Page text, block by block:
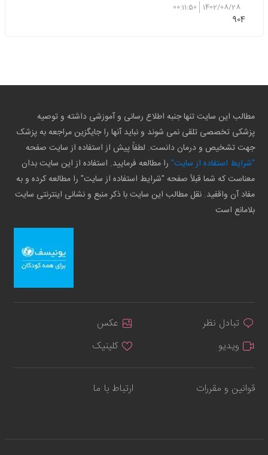
1402/08/28
00:11:50
904
مطالب این سایت تنها جنبه اطلاع رسانی و آموزشی داشته و توصیه
پزشکی تخصصی تلقی نمی شوند و نباید آنها را جایگزین مراجعه به پزشک
جهت تشخیص و درمان دانست. لطفاً پیش از استفاده از سایت صفحه
"شرایط استفاده از سایت" را مطالعه فرمایید. استفاده از این سایت بدان
معناست که شما قبلاً صفحه "شرایط استفاده از سایت" را مطالعه کرده و به
مفاد آن واقفید. نقل مطالب این سایت با ذکر منبع و نشانی اینترنتی سایت
بلامانع است
تبادل نظر
عکس
ویدیو
کلینیک
قوانین و مقررات ارتباط با ما